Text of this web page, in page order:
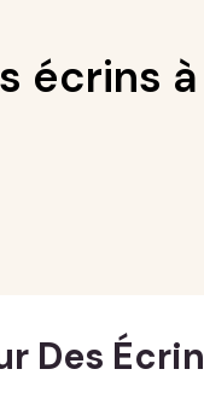
écrins à
Des